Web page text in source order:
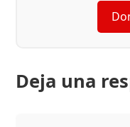
Deja una